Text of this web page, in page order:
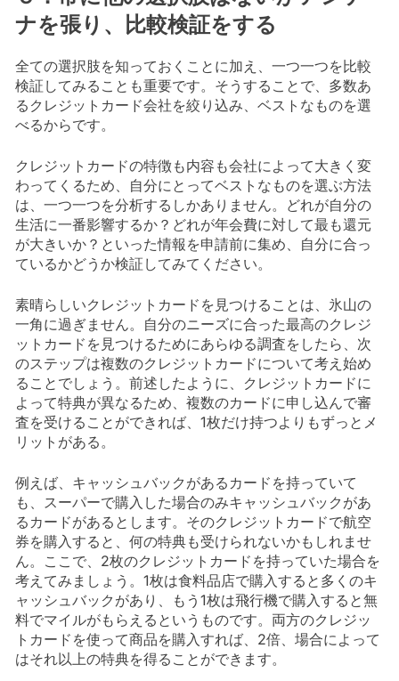
ナを張り、比較検証をする
全ての選択肢を知っておくことに加え、一つ一つを比較
検証してみることも重要です。そうすることで、多数あ
るクレジットカード会社を絞り込み、ベストなものを選
べるからです。
クレジットカードの特徴も内容も会社によって大きく変
わってくるため、自分にとってベストなものを選ぶ方法
は、一つ一つを分析するしかありません。どれが自分の
生活に一番影響するか？どれが年会費に対して最も還元
が大きいか？といった情報を申請前に集め、自分に合っ
ているかどうか検証してみてください。
素晴らしいクレジットカードを見つけることは、氷山の
一角に過ぎません。自分のニーズに合った最高のクレジ
ットカードを見つけるためにあらゆる調査をしたら、次
のステップは複数のクレジットカードについて考え始め
ることでしょう。前述したように、クレジットカードに
よって特典が異なるため、複数のカードに申し込んで審
査を受けることができれば、1枚だけ持つよりもずっとメ
リットがある。
例えば、キャッシュバックがあるカードを持っていて
も、スーパーで購入した場合のみキャッシュバックがあ
るカードがあるとします。そのクレジットカードで航空
券を購入すると、何の特典も受けられないかもしれませ
ん。ここで、2枚のクレジットカードを持っていた場合を
考えてみましょう。1枚は食料品店で購入すると多くのキ
ャッシュバックがあり、もう1枚は飛行機で購入すると無
料でマイルがもらえるというものです。両方のクレジッ
トカードを使って商品を購入すれば、2倍、場合によって
はそれ以上の特典を得ることができます。